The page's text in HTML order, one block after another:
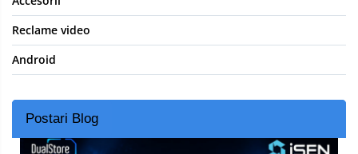
Reclame video
Android
Postari Blog